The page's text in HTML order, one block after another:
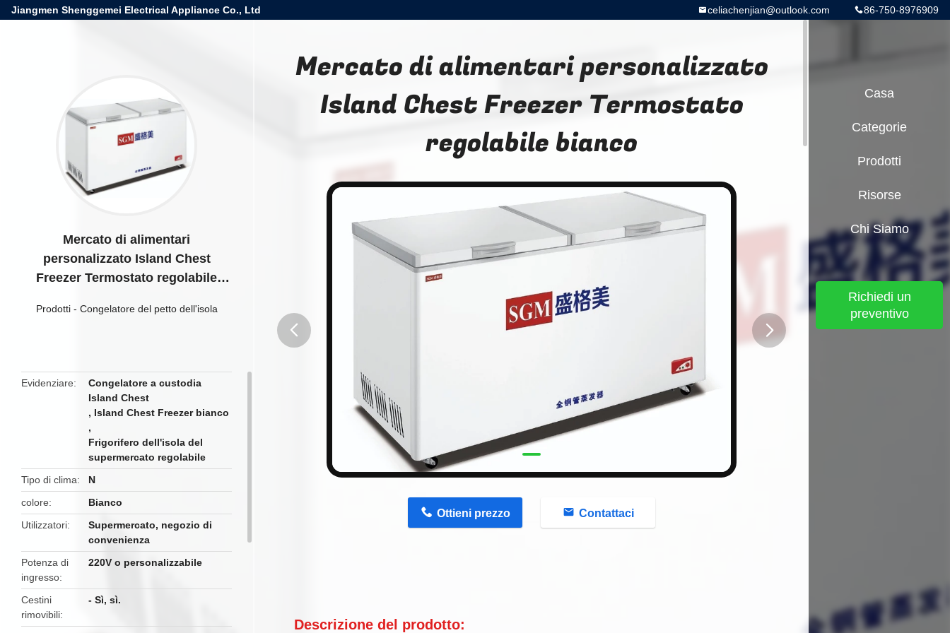
Jiangmen Shenggemei Electrical Appliance Co., Ltd 86-750-8976909
celiachenjian@outlook.com
Mercato di alimentari
personalizzato Island Chest
Freezer Termostato regolabile
Prodotti- Congelatore del petto dell'isola
Evidenziare
Congelatore a custodia
Island Chest
, Island Chest Freezer bianco
,
Frigorifero dell'isola del
supermercato regolabile
Tipo di clima
N
colore
Bianco
Utilizzatori
Supermercato, negozio di
convenienza
Potenza di
ingresso
220V o personalizzabile
Cestini
rimovibili
- Sì, sì.
Mercato di alimentari personalizzato
Island Chest Freezer Termostato
regolabile bianco
Ottieni prezzo Contattaci
Descrizione del prodotto:
Casa
Categorie
Prodotti
Risorse
Chi Siamo
Richiedi un
preventivo